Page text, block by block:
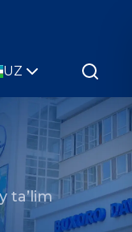
UZ
taʼlim